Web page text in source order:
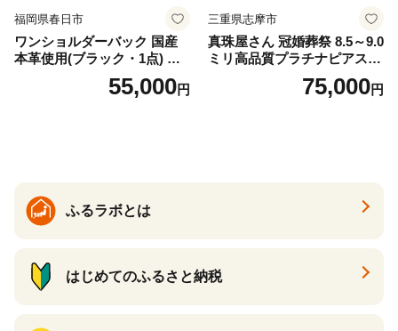
福岡県春日市
ワンショルダーバック 国産
本革使用(ブラック・1点) 鞄
バック バッグ カバン レザー
国産 日本製 牛革 黒 革 革製
55,000円
三重県志摩市
真珠屋さん 冠婚葬祭 8.5～9.0
ミリ高品質プラチナピアス P
t900 志摩産アコヤ真珠 ブラ
ックパール 黒真珠75,000円
ふるラボとは
はじめてのふるさと納税